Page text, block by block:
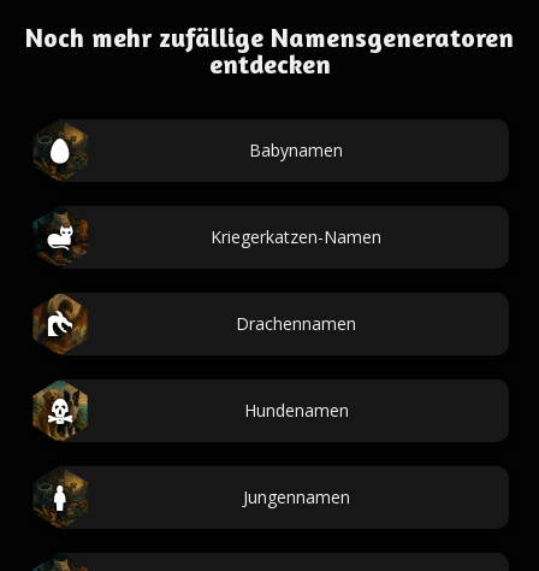
Noch mehr zufällige Namensgeneratoren
entdecken
Babynamen
Kriegerkatzen-Namen
Drachennamen
Hundenamen
Jungennamen